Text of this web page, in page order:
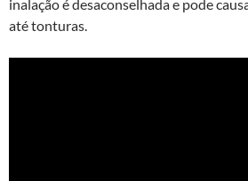
inalação é desaconselhada e pode
até tonturas.